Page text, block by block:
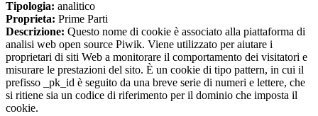
Tipologia: analitico
Proprieta: Prime Parti
Descrizione: Questo nome di cookie è associato alla piattaforma di
analisi web open source Piwik. Viene utilizzato per aiutare i
proprietari di siti Web a monitorare il comportamento dei visitatori e
misurare le prestazioni del sito. È un cookie di tipo pattern, in cui il
prefisso _pk_id è seguito da una breve serie di numeri e lettere, che
si ritiene sia un codice di riferimento per il dominio che imposta il
cookie.